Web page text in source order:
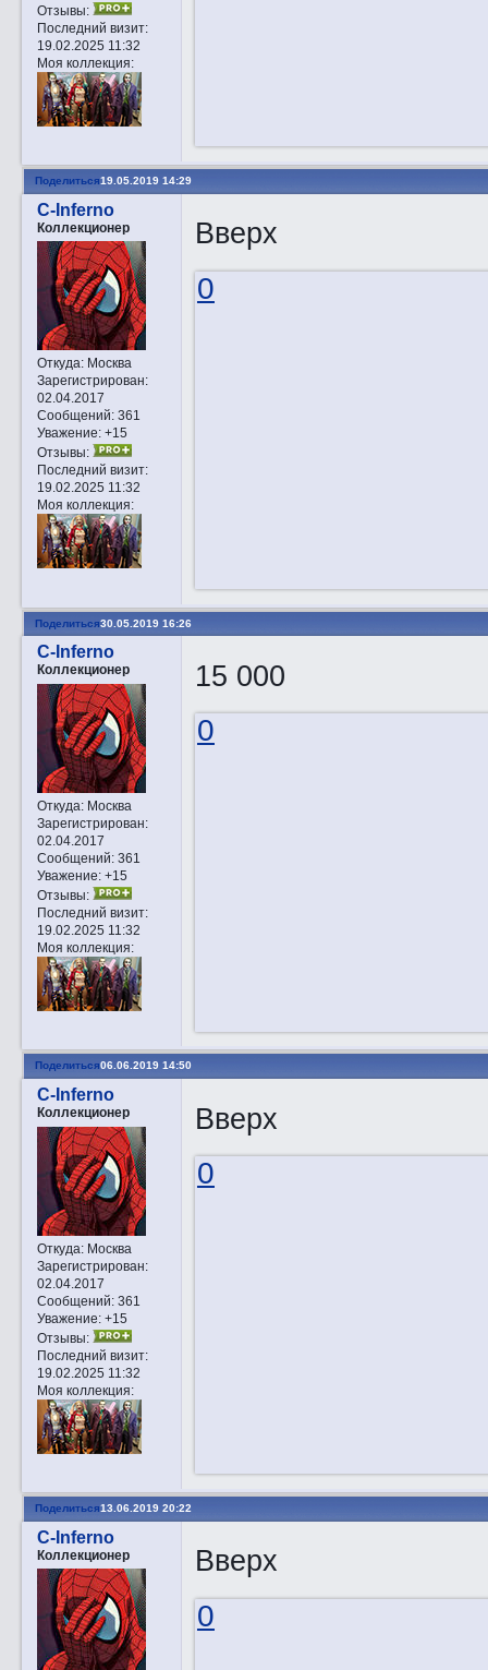
Отзывы:
Последний визит:
19.02.2025 11:32
Моя коллекция:
Поделиться19.05.2019 14:29
C-Inferno
Коллекционер
Откуда:Москва
Зарегистрирован:
02.04.2017
Сообщений:361
Уважение: +15
Отзывы:
Последний визит:
19.02.2025 11:32
Моя коллекция:
Вверх
0
Поделиться30.05.2019 16:26
C-Inferno
Коллекционер
Откуда:Москва
Зарегистрирован:
02.04.2017
Сообщений:361
Уважение: +15
Отзывы:
Последний визит:
19.02.2025 11:32
Моя коллекция:
15 000
0
Поделиться06.06.2019 14:50
C-Inferno
Коллекционер
Откуда:Москва
Зарегистрирован:
02.04.2017
Сообщений:361
Уважение: +15
Отзывы:
Последний визит:
19.02.2025 11:32
Моя коллекция:
Вверх
0
Поделиться13.06.2019 20:22
C-Inferno
Коллекционер
Вверх
0